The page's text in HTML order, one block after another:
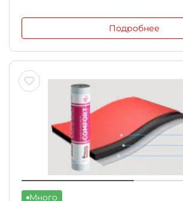
Подробнее
Много